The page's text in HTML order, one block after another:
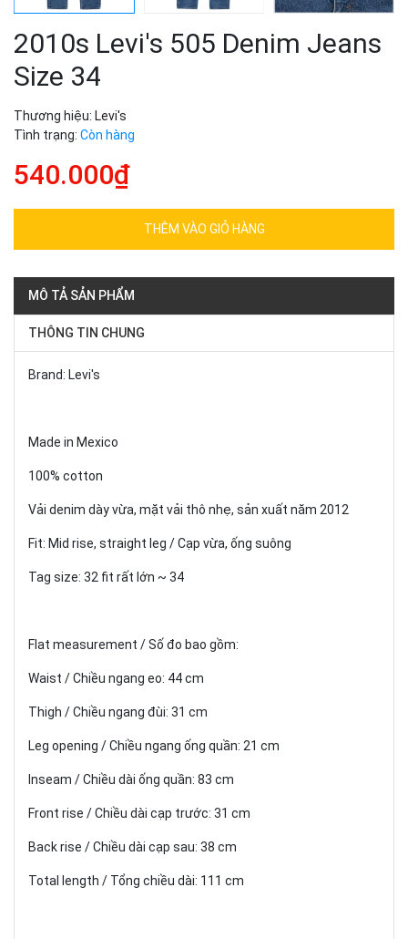
2010s Levi's 505 Denim Jeans
Size 34
Thương hiệu: Levi's
Tình trạng: Còn hàng
540.000₫
THÊM VÀO GIỎ HÀNG
MÔ TẢ SẢN PHẨM
THÔNG TIN CHUNG
Brand: Levi's
Made in Mexico
100% cotton
Vải denim dày vừa, mặt vải thô nhẹ, sản xuất năm 2012
Fit: Mid rise, straight leg / Cạp vừa, ống suông
Tag size: 32 fit rất lớn ~ 34
Flat measurement / Số đo bao gồm:
Waist / Chiều ngang eo: 44 cm
Thigh / Chiều ngang đùi: 31 cm
Leg opening / Chiều ngang ống quần: 21 cm
Inseam / Chiều dài ống quần: 83 cm
Front rise / Chiều dài cạp trước: 31 cm
Back rise / Chiều dài cạp sau: 38 cm
Total length / Tổng chiều dài: 111 cm